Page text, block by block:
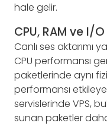
hale gelir.
CPU, RAM ve I/
Canlı ses aktarımı
CPU performansı
paketlerinde aynı
performansı
servislerinde VPS,
sunan paketler